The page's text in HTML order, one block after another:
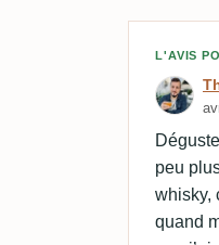
Avis
L'AVIS
peu
whisky,
quand